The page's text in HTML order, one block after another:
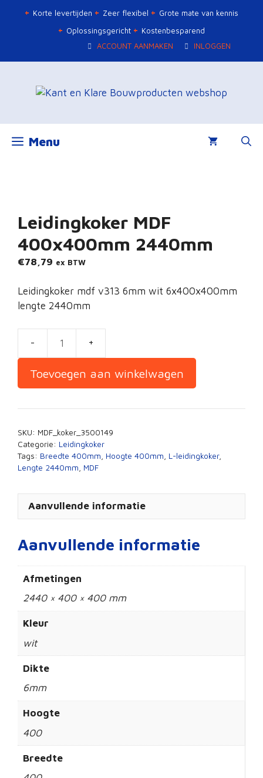
Korte levertijden Zeer flexibel
Grote mate van kennis
Oplossingsgericht
Kostenbesparend
ACCOUNT AANMAKEN
INLOGGEN
Menu
Leidingkoker MDF
400x400mm 2440mm
€78,79 ex BTW
Leidingkoker mdf v313 6mm wit 6x400x400mm
lengte 2440mm
400x400mm
aantal
Toevoegen aan winkelwagen
SKU: MDF_koker_3500149
Categorie: Leidingkoker
Tags: Breedte 400mm Hoogte 400mm L-leidingkoker,
Lengte 2440mm
MDF
Aanvullende informatie
Aanvullende informatie
Afmetingen
2440 × 400 × 400 mm
Kleur
wit
Dikte
6mm
Hoogte
400
Breedte